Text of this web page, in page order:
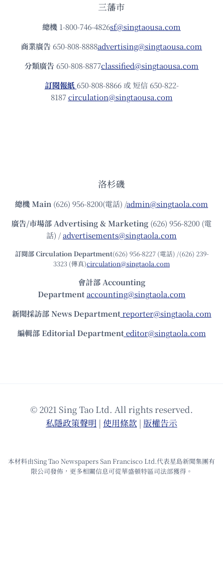
三藩市
總機 1-800-746-4826sf@singtaousa.com
商業廣告 650-808-8888advertising@singtaousa.com
分類廣告 650-808-8877classified@singtaousa.com
訂閱報紙 650-808-8866 或 短信 650-822-
8187circulation@singtaousa.com
洛杉磯
總機Main (626) 956-8200(電話) /admin@singtaola.com
廣告/市場部Advertising & Marketing (626) 956-8200 (電
話) /advertisements@singtaola.com
訂閱部 Circulation Department(626) 956-8227 (電話) /(626) 239-
3323 (傳真)circulation@singtaola.com
會計部 Accounting
Department accounting@singtaola.com
新聞採訪部 News Department reporter@singtaola.com
編輯部 Editorial Department editor@singtaola.com
© 2021 Sing Tao Ltd. All rights reserved.
私隱政策聲明 | 使⽤條款 | 版權告⽰
本材料由Sing Tao Newspapers San Francisco Ltd.代表星島新聞集團有
限公司發佈，更多相關信息可從華盛頓特區司法部獲得。